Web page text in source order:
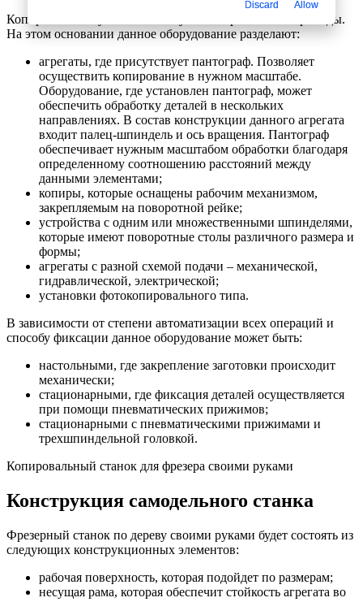
Копировальные установки могут иметь различные приводы.
На этом основании данное оборудование разделают:
агрегаты, где присутствует пантограф. Позволяет
осуществить копирование в нужном масштабе.
Оборудование, где установлен пантограф, может
обеспечить обработку деталей в нескольких
направлениях. В состав конструкции данного агрегата
входит палец-шпиндель и ось вращения. Пантограф
обеспечивает нужным масштабом обработки благодаря
определенному соотношению расстояний между
данными элементами;
копиры, которые оснащены рабочим механизмом,
закрепляемым на поворотной рейке;
устройства с одним или множественными шпинделями,
которые имеют поворотные столы различного размера и
формы;
агрегаты с разной схемой подачи – механической,
гидравлической, электрической;
установки фотокопировального типа.
В зависимости от степени автоматизации всех операций и
способу фиксации данное оборудование может быть:
настольными, где закрепление заготовки происходит
механически;
стационарными, где фиксация деталей осуществляется
при помощи пневматических прижимов;
стационарными с пневматическими прижимами и
трехшпиндельной головкой.
Копировальный станок для фрезера своими руками
Конструкция самодельного станка
Фрезерный станок по дереву своими руками будет состоять из
следующих конструкционных элементов:
рабочая поверхность, которая подойдет по размерам;
несущая рама, которая обеспечит стойкость агрегата во
Discard Allow